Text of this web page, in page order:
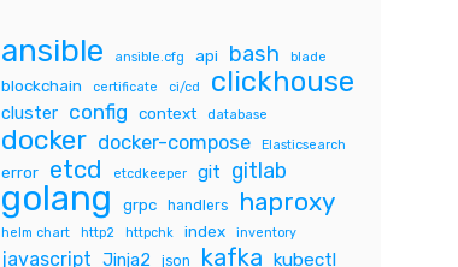
ansible ansible.cfg api bash blade
blockchain certificate ci/cd clickhouse
cluster config context database
docker docker-compose Elasticsearch
error etcd etcdkeeper git gitlab
golang grpc handlers haproxy
helm chart http2 httpchk index inventory
javascript Jinja2 json kafka kubectl